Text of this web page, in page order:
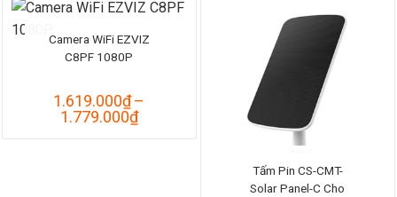
Camera WiFi EZVIZ
C8PF 1080P
1.619.000₫–
1.779.000₫Khoảng
Tấm Pin CS-CMT-
Solar Panel-C Cho